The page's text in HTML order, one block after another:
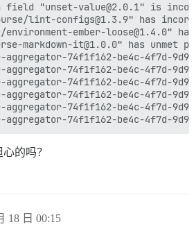
field "unset-value@2.0.1" is
lint-configs@1.3.9" has
ember-loose@1.4.0" has
markdown-it@1.0.0" has unmet
aggregator-74f1f162-be4c-4f7d-
aggregator-74f1f162-be4c-4f7d-
aggregator-74f1f162-be4c-4f7d-
aggregator-74f1f162-be4c-4f7d-
aggregator-74f1f162-be4c-4f7d-
的吗？
18 日 00:15